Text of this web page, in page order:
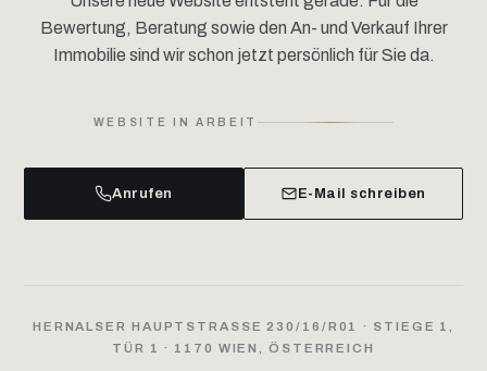
Bewertung, Beratung sowie den An- und Verkauf Ihrer
Immobilie sind wir schon jetzt persönlich für Sie da.
WEBSITE IN ARBEIT
Anrufen E-Mail schreiben
HERNALSER HAUPTSTRASSE 230/16/R01 · STIEGE 1, T
ÜR 1 · 1170 WIEN, ÖSTERREICH